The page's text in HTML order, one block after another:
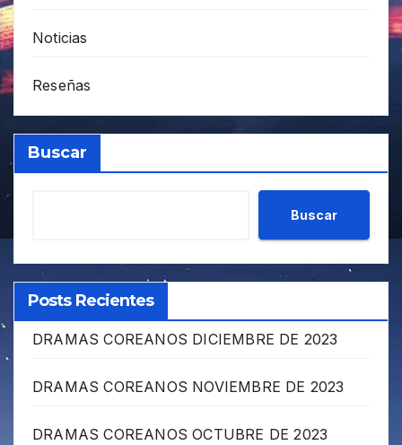
Noticias
Reseñas
Buscar
Buscar
Posts Recientes
DRAMAS COREANOS DICIEMBRE DE 2023
DRAMAS COREANOS NOVIEMBRE DE 2023
DRAMAS COREANOS OCTUBRE DE 2023